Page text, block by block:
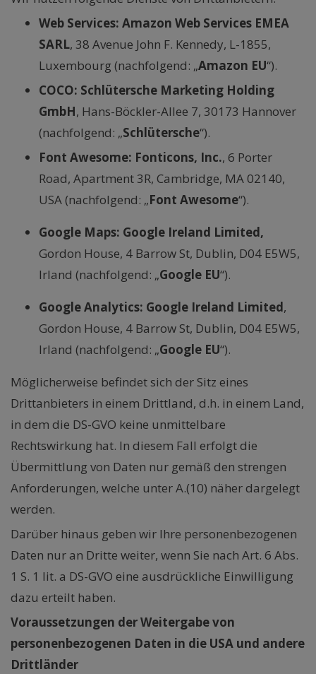
Web Services: Amazon Web Services EMEA
SARL, 38 Avenue John F. Kennedy, L-1855,
Luxembourg (nachfolgend: „Amazon EU“).
COCO: Schlütersche Marketing Holding
GmbH, Hans-Böckler-Allee 7, 30173 Hannover
(nachfolgend: „Schlütersche“).
Font Awesome: Fonticons, Inc., 6 Porter
Road, Apartment 3R, Cambridge, MA 02140,
USA (nachfolgend: „Font Awesome“).
Google Maps: Google Ireland Limited,
Gordon House, 4 Barrow St, Dublin, D04 E5W5,
Irland (nachfolgend: „Google EU“).
Google Analytics: Google Ireland Limited,
Gordon House, 4 Barrow St, Dublin, D04 E5W5,
Irland (nachfolgend: „Google EU“).
Möglicherweise befindet sich der Sitz eines
Drittanbieters in einem Drittland, d.h. in einem Land,
in dem die DS-GVO keine unmittelbare
Rechtswirkung hat. In diesem Fall erfolgt die
Übermittlung von Daten nur gemäß den strengen
Anforderungen, welche unter A.(10) näher dargelegt
werden.
Darüber hinaus geben wir Ihre personenbezogenen
Daten nur an Dritte weiter, wenn Sie nach Art. 6 Abs.
1 S. 1 lit. a DS-GVO eine ausdrückliche Einwilligung
dazu erteilt haben.
Voraussetzungen der Weitergabe von
personenbezogenen Daten in die USA und andere
Drittländer